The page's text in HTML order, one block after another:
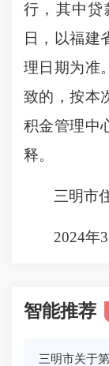
行，其中贷
日，以福建
理日期为准
致的，按本
积金管理中
释。
三明市住
2024年3
智能推荐
三明市关于